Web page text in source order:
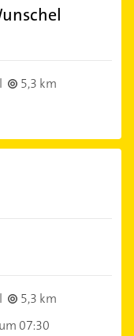
5,3 km
5,3 km
07:30